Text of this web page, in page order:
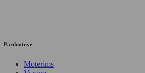
Parduotuvė
Moterims